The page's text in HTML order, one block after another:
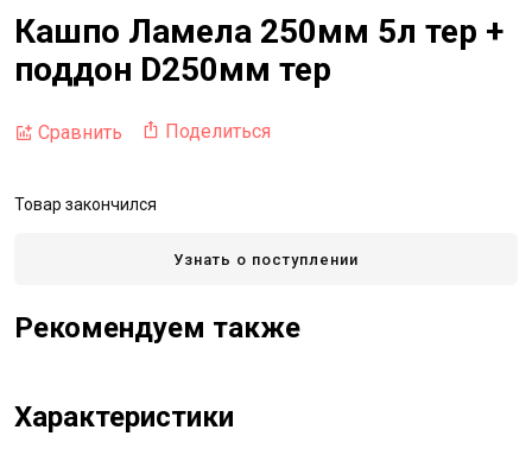
Кашпо Ламела 250мм 5л тер +
поддон D250мм тер
Сравнить Поделиться
Товар закончился
Узнать о поступлении
Рекомендуем также
Характеристики